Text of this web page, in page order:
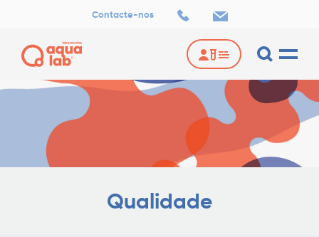
Contacte-nos
Qualidade
Política
de
Qualidade